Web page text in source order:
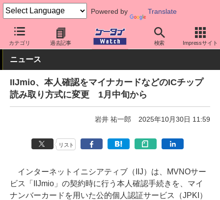
Powered by Translate
カテゴリ 過去記事 検索 Impressサイト
ケータイ Watch 格安スマホ/格安SIM 格安SIM/MVNO IIJ
ニュース
IIJmio、本人確認をマイナカードなどのICチップ
読み取り方式に変更 1月中旬から
岩井 祐一郎 2025年10月30日 11:59
リスト
インターネットイニシアティブ（IIJ）は、MVNOサー
ビス「IIJmio」の契約時に行う本人確認手続きを、マイ
ナンバーカードを用いた公的個人認証サービス（JPKI）